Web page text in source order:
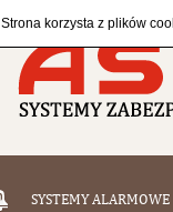
SYSTEMY ALARMOWE
Strona korzysta z plików